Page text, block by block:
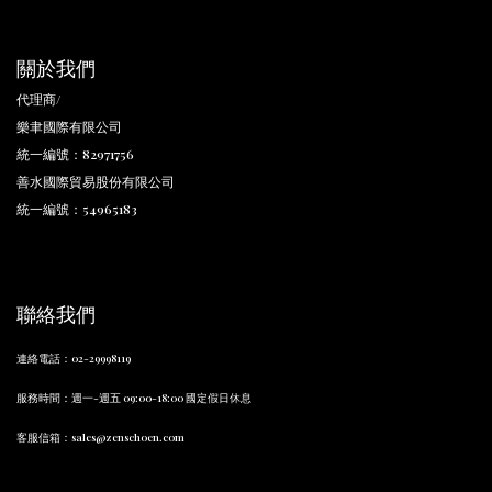
關於我們
代理商/
樂聿國際有限公司
統一編號：82971756
善水國際貿易股份有限公司
統一編號：54965183
聯絡我們
連絡電話 ： 02-29998119
服務時間 ： 週一-週五 09:00-18:00 國定假日休息
客服信箱：sales@zenschoen.com